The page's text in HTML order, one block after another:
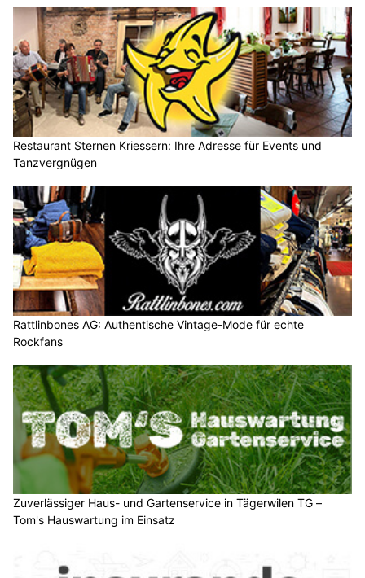
Restaurant Sternen Kriessern: Ihre Adresse für Events und
Tanzvergnügen
Rattlinbones AG: Authentische Vintage-Mode für echte
Rockfans
Zuverlässiger Haus- und Gartenservice in Tägerwilen TG –
Tom's Hauswartung im Einsatz